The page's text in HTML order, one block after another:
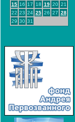
15 16 17 18 19 20 21
22 23 24 25 26 27 28
29 30 31